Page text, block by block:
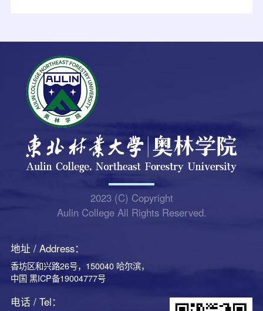
2023 (C) Copyright
Aulin College All Rights Reserved.
地址 / Address：
香坊区和兴路26号，150040 哈尔滨，
中国 黑ICP备19004777号
电话 / Tel：